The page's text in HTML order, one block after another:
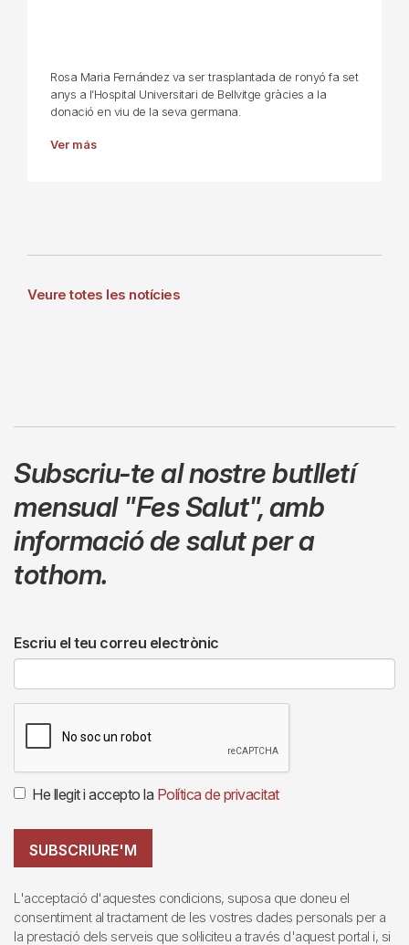
Rosa Maria Fernández va ser trasplantada de ronyó fa set
anys a l’Hospital Universitari de Bellvitge gràcies a la
donació en viu de la seva germana.
Ver más
Veure totes les notícies
Subscriu-te al nostre butlletí
mensual "Fes Salut",amb
informació de salut per a
tothom.
Escriu el teu correu electrònic
He llegit i accepto la Política de privacitat
SUBSCRIURE'M
L'acceptació d'aquestes condicions, suposa que doneu el
consentiment al tractament de les vostres dades personals per a
la prestació dels serveis que sol·liciteu a través d'aquest portal i, si